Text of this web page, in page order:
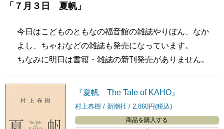
高坂浩一の新刊番台（岩風呂）
「７月３日 夏帆」
今日はこどものともなの福音館の雑誌やりぼん、なか
よし、ちゃおなどの雑誌も発売になっています。
ちなみに明日は書籍・雑誌の新刊発売がありません。
『夏帆 The Tale of KAHO』
村上春樹 新潮社 2,860円(税込)
商品を購入する